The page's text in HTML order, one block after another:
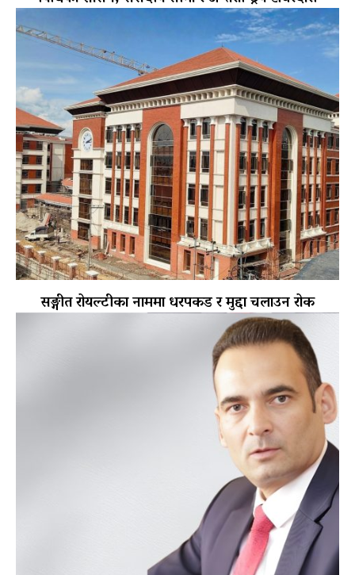
सङ्गीत रोयल्टीका नाममा धरपकड र मुद्दा चलाउन रोक